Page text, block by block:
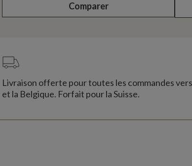
Comparer
Livraison offerte pour toutes les commandes
et la Belgique. Forfait pour la Suisse.